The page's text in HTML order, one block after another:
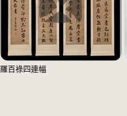
羅百祿四連幅